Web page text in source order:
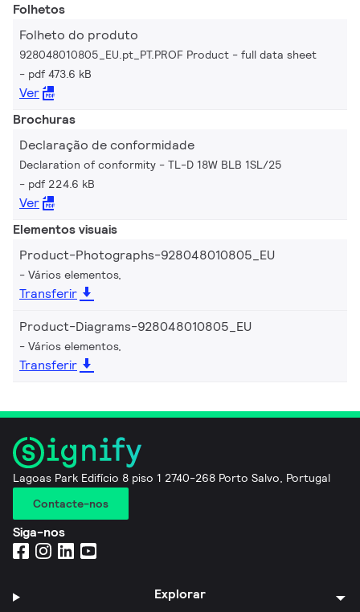
Folhetos
Folheto do produto
928048010805_EU.pt_PT.PROF Product - full data sheet
pdf 473.6 kB
Ver
Brochuras
Declaração de conformidade
Declaration of conformity - TL-D 18W BLB 1SL/25
pdf 224.6 kB
Ver
Elementos visuais
Product-Photographs-928048010805_EU
Vários elementos,
Transferir
Product-Diagrams-928048010805_EU
Vários elementos,
Transferir
Lagoas Park Edifício 8 piso 1 2740-268 Porto Salvo, Portugal
Contacte-nos
Siga-nos
Explorar